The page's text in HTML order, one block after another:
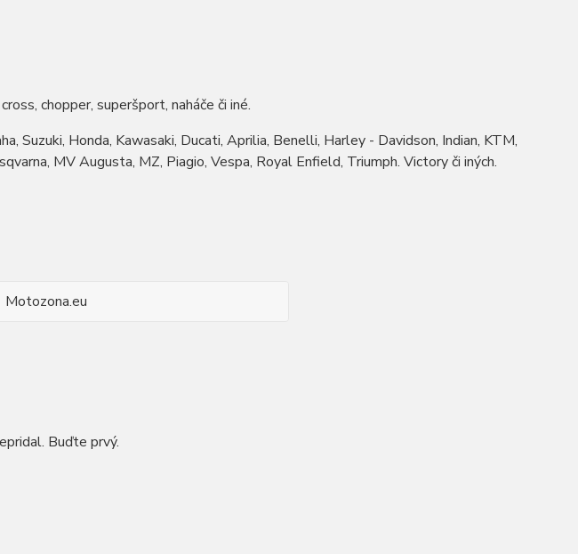
chopper, superšport, naháče či iné.
Suzuki, Honda, Kawasaki, Ducati, Aprilia, Benelli, Harley - Davidson, Indian, KTM,
MV Augusta, MZ, Piagio, Vespa, Royal Enfield, Triumph. Victory či iných.
Motozona.eu
Buďte prvý.